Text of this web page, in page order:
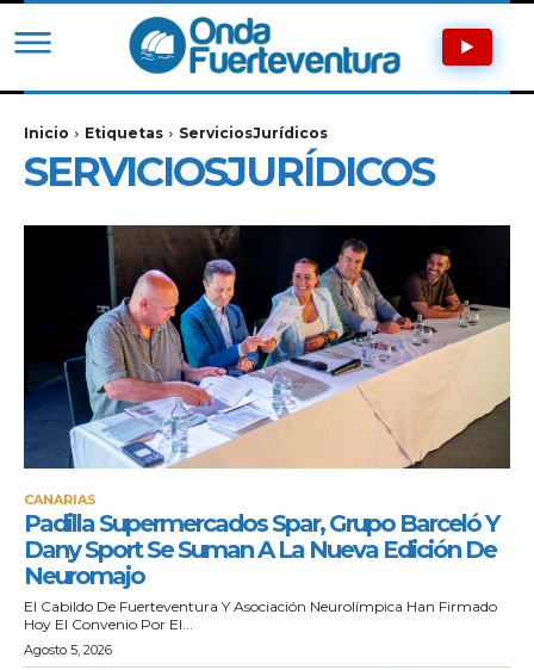
Inicio Etiquetas ServiciosJurídicos
SERVICIOSJURÍDICOS
CANARIAS
Padilla Supermercados Spar, Grupo Barceló Y
Dany Sport Se Suman A La Nueva Edición De
Neuromajo
El Cabildo De Fuerteventura Y Asociación Neurolímpica Han Firmado
Hoy El Convenio Por El...
Agosto 5, 2026